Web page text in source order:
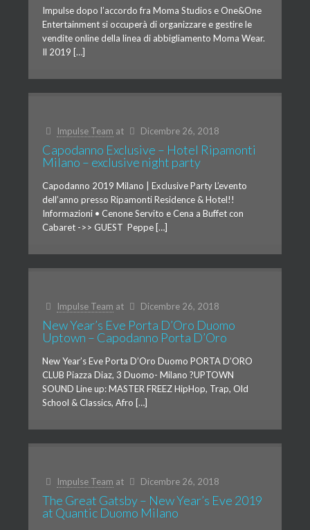
Impulse dopo l’accordo fra Moma Studios e One&One
Entertainment si occuperà di organizzare e gestire le
vendite online della linea di abbigliamento Moma Wear.
Il 2019 […]
Impulse Team at Dicembre 26, 2018
Capodanno Exclusive – Hotel Ripamonti
Milano – exclusive night party
Capodanno 2019 Milano | Exclusive Party L’evento
dell’anno presso Ripamonti Residence & Hotel!!
Informazioni • Cenone Servito e Cena a Buffet con
Cabaret ->> GUEST Peppe […]
Impulse Team at Dicembre 26, 2018
New Year’s Eve Porta D’Oro Duomo
Uptown – Capodanno Porta D’Oro
New Year’s Eve Porta D’Oro Duomo PORTA D’ORO
CLUB Piazza Diaz, 3 Duomo- Milano ?UPTOWN
SOUND Line up: MASTER FREEZ HipHop, Trap, Old
School & Classics, Afro […]
Impulse Team at Dicembre 26, 2018
The Great Gatsby – New Year’s Eve 2019
at Quantic Duomo Milano